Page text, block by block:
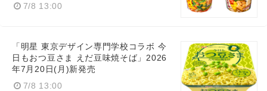
7/8 13:00
「明星 東京デザイン専門学校コラボ 今
日もおつ豆さま えだ豆味焼そば」2026
年7月20日(月)新発売
7/8 13:00